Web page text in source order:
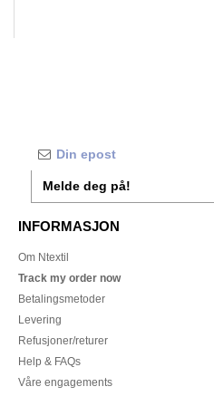
Melde deg på!
INFORMASJON
Om Ntextil
Track my order now
Betalingsmetoder
Levering
Refusjoner/returer
Help & FAQs
Våre engagements